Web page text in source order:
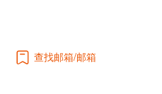
查找邮箱 邮箱